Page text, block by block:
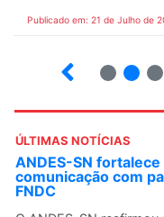
Publicado em: 21 de Julho de
ÚLTIMAS NOTÍCIAS
Fonasefe denuncia
auxílios pagos a